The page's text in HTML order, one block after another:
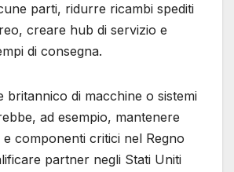
parti, ridurre ricambi spediti
creare hub di servizio e
di consegna.
britannico di macchine o sistemi
ad esempio, mantenere
componenti critici nel Regno
partner negli Stati Uniti